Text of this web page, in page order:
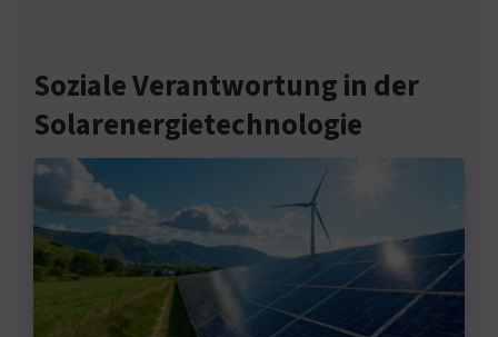
Soziale Verantwortung in der
Solarenergietechnologie